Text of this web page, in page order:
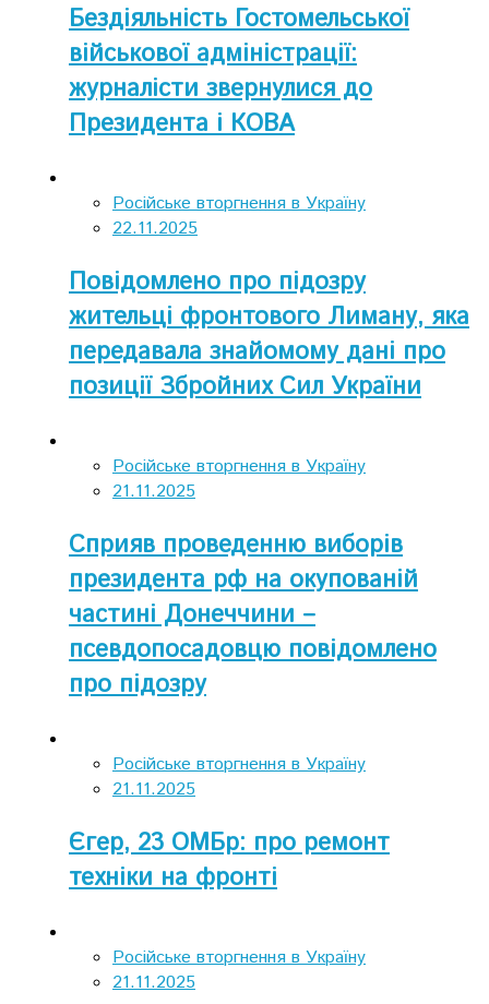
Бездіяльність Гостомельської
військової адміністрації:
журналісти звернулися до
Президента і КОВА
Російське вторгнення в Україну
22.11.2025
Повідомлено про підозру
жительці фронтового Лиману, яка
передавала знайомому дані про
позиції Збройних Сил України
Російське вторгнення в Україну
21.11.2025
Сприяв проведенню виборів
президента рф на окупованій
частині Донеччини –
псевдопосадовцю повідомлено
про підозру
Російське вторгнення в Україну
21.11.2025
Єгер, 23 ОМБр: про ремонт
техніки на фронті
Російське вторгнення в Україну
21.11.2025